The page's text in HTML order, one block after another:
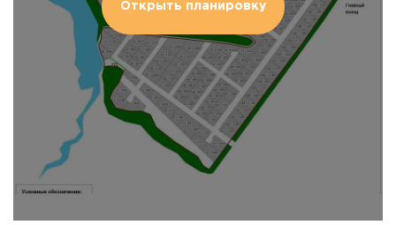
Открыть планировку